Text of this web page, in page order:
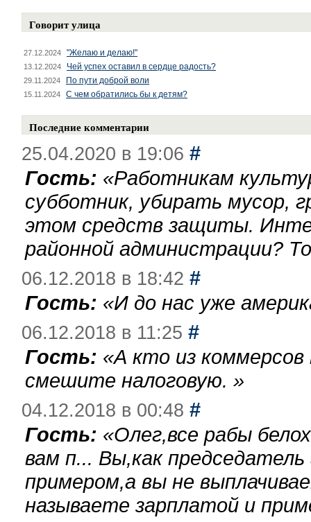
Говорит улица
27.12.2024 "Желаю и делаю!"
13.12.2024 Чей успех оставил в сердце радость?
29.11.2024 По пути доброй воли
15.11.2024 С чем обратились бы к детям?
Последние комментарии
25.04.2020 в 19:06 #
Гость: «Работникам
субботник, убирать мусор,
этом средств защиты.
районной администрации?
06.12.2018 в 18:42 #
Гость: «И до нас уже
06.12.2018 в 11:25 #
Гость: «А кто из
смешите налоговую. »
04.12.2018 в 00:48 #
Гость: «Олег,все рабы
вам п... Вы,как
примером,а вы не
называете зарплатой и